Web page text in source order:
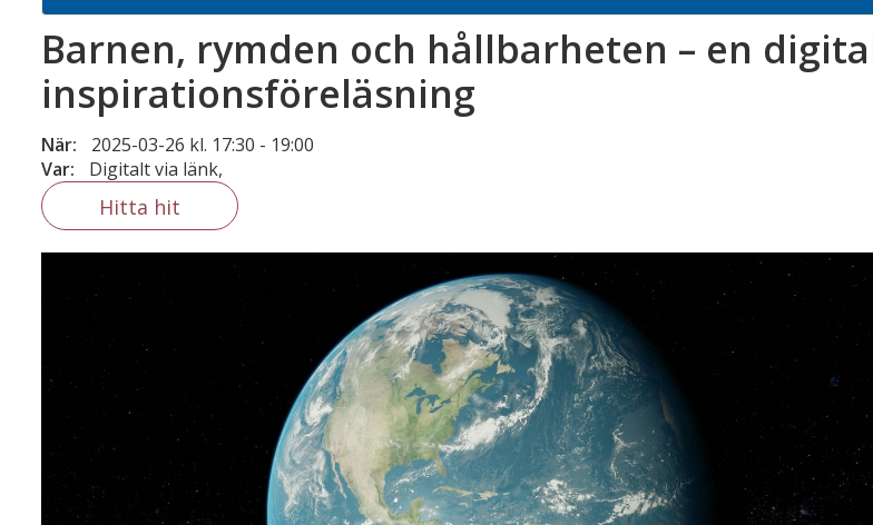
Barnen, rymden och hållbarheten – en
inspirationsföreläsning
När: 2025-03-26 kl. 17:30 - 19:00
Var:
Digitalt via länk,
Hitta hit